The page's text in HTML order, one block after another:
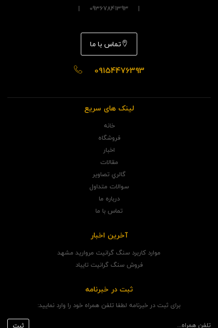
| 09367841393 |
تماس با ما
09154476393
لینک های سریع
خانه
فروشگاه
اخبار
مقالات
گالري تصاوير
سوالات متداول
درباره ما
تماس با ما
آخرین اخبار
موارد کاربرد سنگ گرانیت مروارید مشهد
فروش سنگ گرانیت تایباد
ثبت در خبرنامه
برای ثبت در خبرنامه لطفا تلفن همراه خود را وارد نمایید: